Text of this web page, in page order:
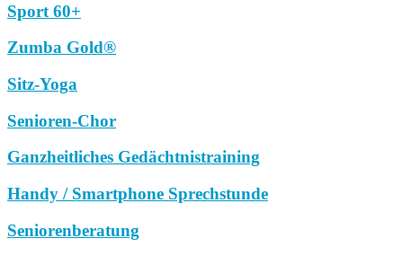
Sport 60+
Zumba Gold®
Sitz-Yoga
Senioren-Chor
Ganzheitliches Gedächtnistraining
Handy / Smartphone Sprechstunde
Seniorenberatung